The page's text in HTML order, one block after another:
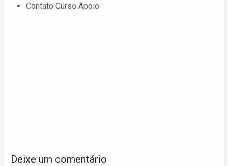
Contato Curso Apoio
Deixe um comentário